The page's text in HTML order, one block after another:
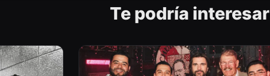
Te podría interesar